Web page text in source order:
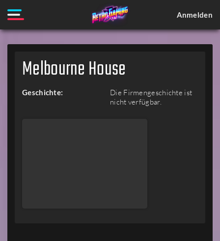
Anmelden
Melbourne House
Geschichte:
Die Firmengeschichte ist
nicht verfügbar.